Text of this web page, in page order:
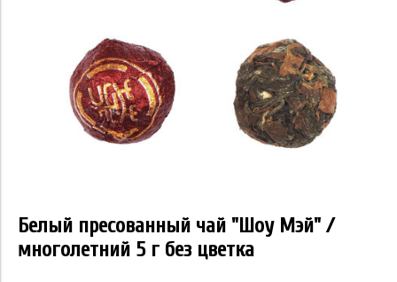
Белый пресованный чай "Шоу Мэй" /
многолетний 5 г без цветка